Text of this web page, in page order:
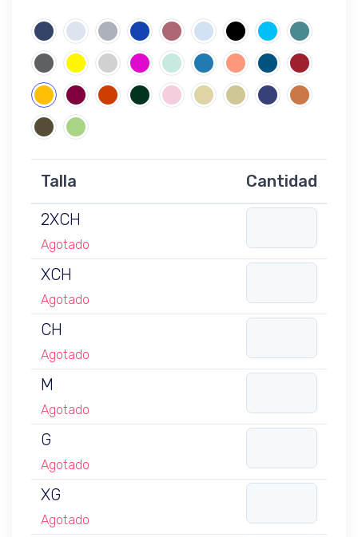
Talla
Cantidad
2XCH
Agotado
XCH
Agotado
CH
Agotado
M
Agotado
G
Agotado
XG
Agotado